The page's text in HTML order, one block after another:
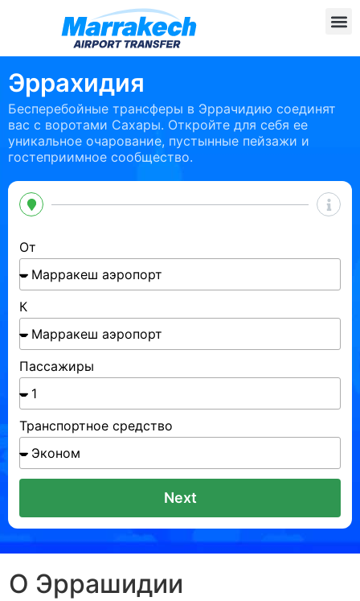
Эррахидия
Бесперебойные трансферы в Эррачидию соединят
вас с воротами Сахары. Откройте для себя ее
уникальное очарование, пустынные пейзажи и
гостеприимное сообщество.
От
К
Пассажиры
Транспортное средство
Next
О Эррашидии